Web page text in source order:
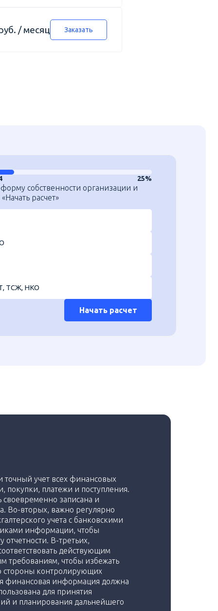
/ месяц Заказать
25%
собственности организации и
расчет»
ТСЖ, НКО
Начать расчет
учет всех финансовых
покупки, платежи и поступления.
записана и
Во-вторых, важно регулярно
учета с банковскими
информации, чтобы
отчетности. В-третьих,
действующим
требованиям, чтобы избежать
стороны контролирующих
финансовая информация должна
для принятия
и планирования дальнейшего